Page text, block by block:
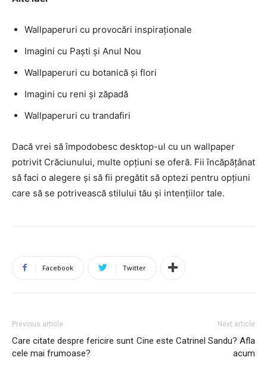
Wallpaperuri cu provocări inspiraționale
Imagini cu Paști și Anul Nou
Wallpaperuri cu botanică și flori
Imagini cu reni și zăpadă
Wallpaperuri cu trandafiri
Dacă vrei să împodobesc desktop-ul cu un wallpaper
potrivit Crăciunului, multe opțiuni se oferă. Fii încăpățânat
să faci o alegere și să fii pregătit să optezi pentru opțiuni
care să se potrivească stilului tău și intențiilor tale.
Facebook Twitter
Previous article
Care citate despre fericire sunt
cele mai frumoase?
Next article
Cine este Catrinel Sandu? Afla
acum